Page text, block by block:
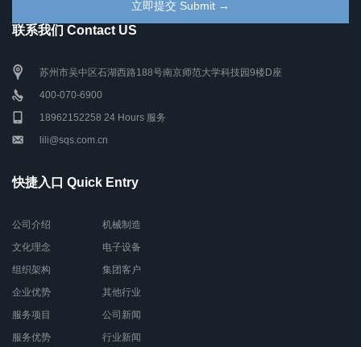
联系我们 Contact US
苏州市吴中区石湖西路188号南京师范大学科技园9楼D座
400-070-6900
18962152258 24 Hours 服务
lili@sqs.com.cn
快捷入口 Quick Entry
公司介绍
文化理念
组织架构
企业优势
服务项目
服务优势
机械制造
电子设备
集团客户
其他行业
公司新闻
行业新闻